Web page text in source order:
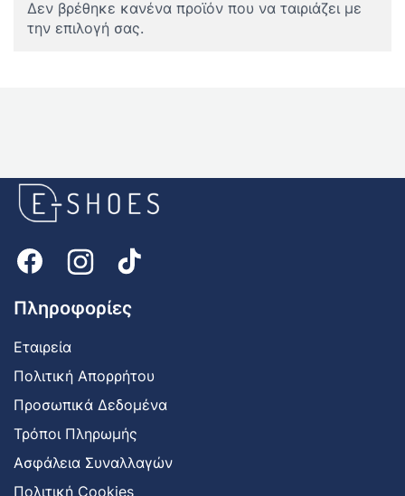
Δεν βρέθηκε κανένα προϊόν που να ταιριάζει με
την επιλογή σας.
Πληροφορίες
Εταιρεία
Πολιτική Απορρήτου
Προσωπικά Δεδομένα
Τρόποι Πληρωμής
Ασφάλεια Συναλλαγών
Πολιτική Cookies